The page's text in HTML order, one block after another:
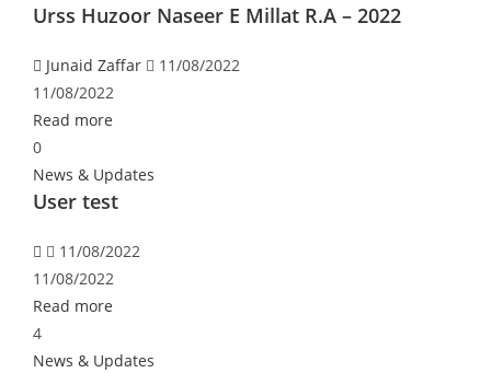
Urss Huzoor Naseer E Millat R.A – 2022
Junaid Zaffar
11/08/2022
11/08/2022
Read more
0
News & Updates
User test
11/08/2022
11/08/2022
Read more
4
News & Updates